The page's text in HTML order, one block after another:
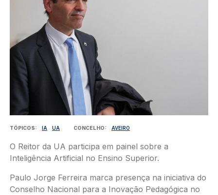
TÓPICOS IA UA CONCELHO AVEIRO
O Reitor da UA participa em painel sobre a
Inteligência Artificial no Ensino Superior.
Paulo Jorge Ferreira marca presença na iniciativa do
Conselho Nacional para a Inovação Pedagógica no